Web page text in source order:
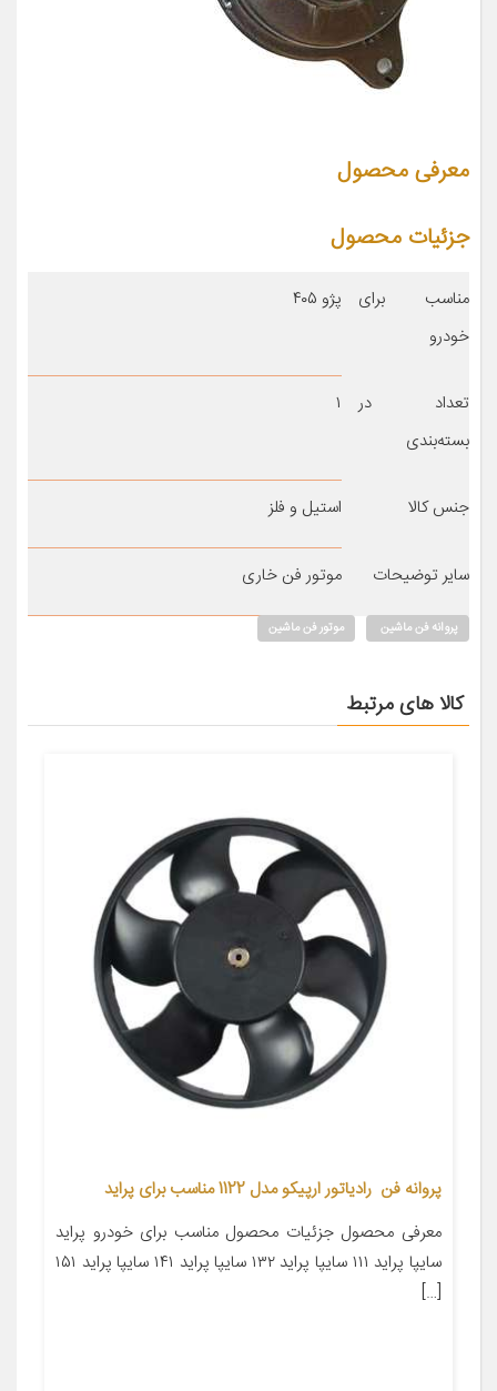
معرفی محصول
جزئیات محصول
مناسب برای
خودرو
پژو ۴۰۵
تعداد در
بسته‌بندی
۱
جنس کالا استیل و فلز
سایر توضیحات موتور فن خاری
پروانه فن ماشین موتور فن ماشین
کالا های مرتبط
پروانه فن رادیاتور ارپیکو مدل 1122 مناسب برای پراید
معرفی محصول جزئیات محصول مناسب برای خودرو پراید
سایپا پراید ۱۱۱ سایپا پراید ۱۳۲ سایپا پراید ۱۴۱ سایپا پراید ۱۵۱
[…]